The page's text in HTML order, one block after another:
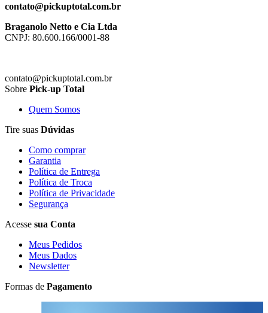
contato@pickuptotal.com.br
Braganolo Netto e Cia Ltda
CNPJ: 80.600.166/0001-88
contato@pickuptotal.com.br
Sobre Pick-up Total
Quem Somos
Tire suas Dúvidas
Como comprar
Garantia
Política de Entrega
Política de Troca
Política de Privacidade
Segurança
Acesse sua Conta
Meus Pedidos
Meus Dados
Newsletter
Formas de Pagamento